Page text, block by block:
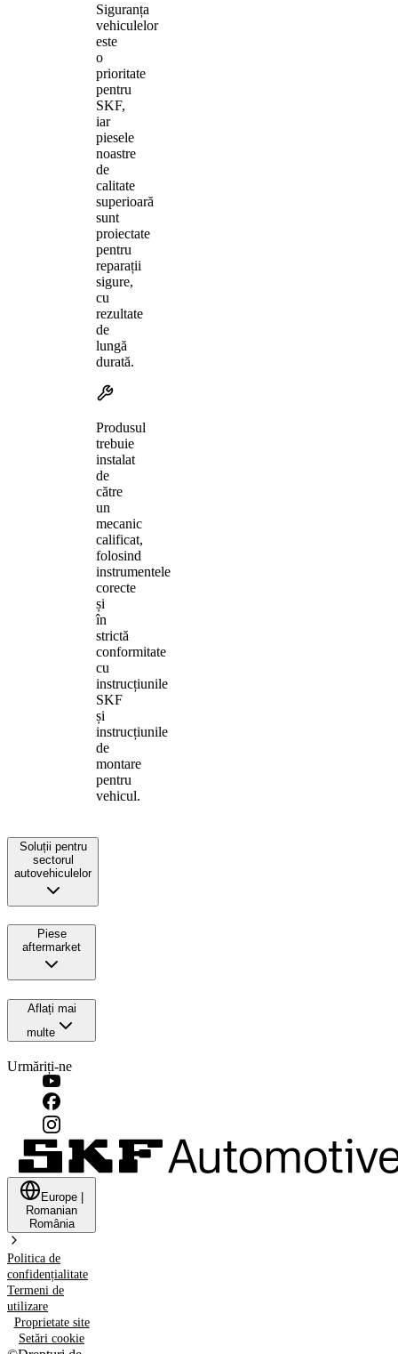
Siguranța
vehiculelor
este
o
prioritate
pentru
SKF,
iar
piesele
noastre
de
calitate
superioară
sunt
proiectate
pentru
reparații
sigure,
cu
rezultate
de
lungă
durată.
Produsul
trebuie
instalat
de
către
un
mecanic
calificat,
folosind
instrumentele
corecte
și
în
strictă
conformitate
cu
instrucțiunile
SKF
și
instrucțiunile
de
montare
pentru
vehicul.
Soluții pentru
sectorul
autovehiculelor
Piese
aftermarket
Aflați mai
multe
Urmăriți-ne
Europe
Romanian
România
Politica de
confidențialitate
Termeni de
utilizare
Proprietate site
Setări cookie